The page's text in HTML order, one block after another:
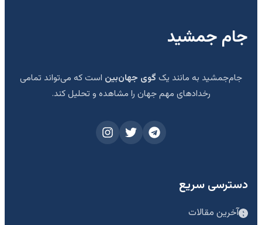
جام جمشید
جام‌جمشید به مانند یک گوی جهان‌بین است که می‌تواند تمامی
رخدادهای مهم جهان را مشاهده و تحلیل کند.
دسترسی سریع
آخرین مقالات